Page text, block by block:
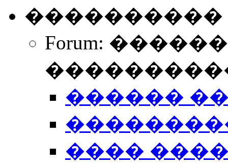
����������
Forum:
������
����